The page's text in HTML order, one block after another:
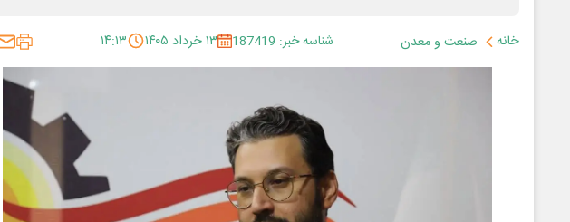
خانه صنعت و معدن شناسه خبر: 187419 ۱۳ خرداد ۱۴۰۵ ۱۴:۱۳